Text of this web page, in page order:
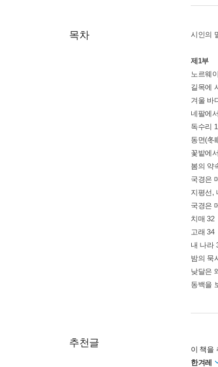
목차 시인의
제1부
노르웨
길목에
겨울 바
네팔에
독수리
동면(冬
꽃밭에
봄의 약
국경은
지평선,
국경은
치매 32
고래 34
내 나라
밤의 묵
낮달은
동백을
추천글
이 책을
한겨레